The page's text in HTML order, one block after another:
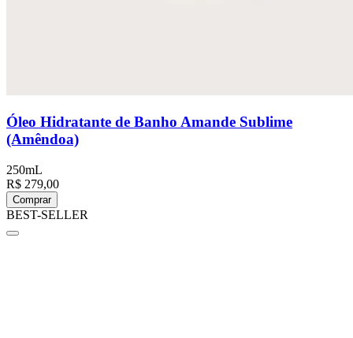
Óleo Hidratante de Banho Amande Sublime
(Amêndoa)
250mL
R$ 279,00
Comprar
BEST-SELLER